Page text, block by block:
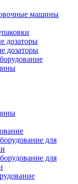
машины
дозаторы
дозаторы
для
для